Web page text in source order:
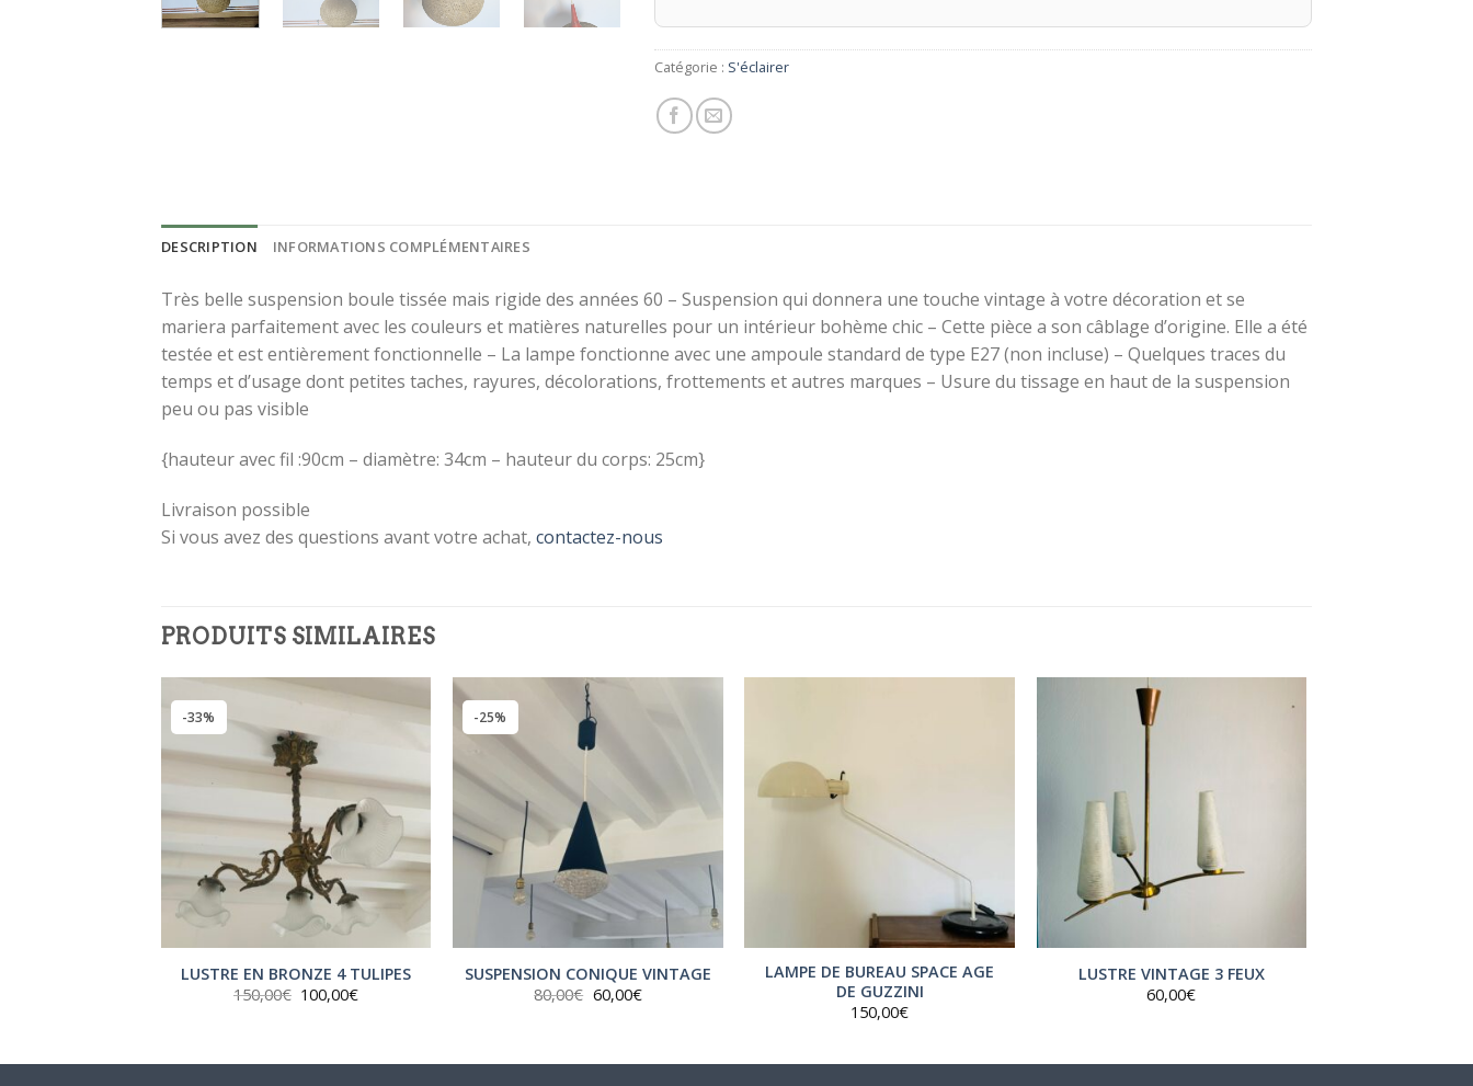
Catégorie : S'éclairer
DESCRIPTION INFORMATIONS COMPLÉMENTAIRES
Très belle suspension boule tissée mais rigide des années 60 – Suspension qui donnera une touche vintage à votre décoration et se
mariera parfaitement avec les couleurs et matières naturelles pour un intérieur bohème chic – Cette pièce a son câblage d’origine. Elle a été
testée et est entièrement fonctionnelle – La lampe fonctionne avec une ampoule standard de type E27 (non incluse) – Quelques traces du
temps et d’usage dont petites taches, rayures, décolorations, frottements et autres marques – Usure du tissage en haut de la suspension
peu ou pas visible
{hauteur avec fil :90cm – diamètre: 34cm – hauteur du corps: 25cm}
Livraison possible
Si vous avez des questions avant votre achat, contactez-nous
PRODUITS SIMILAIRES
-33%
LUSTRE EN BRONZE 4 TULIPES
150,00€ Le
prix
100,00€Le
-25%
SUSPENSION CONIQUE VINTAGE
80,00€ Le
prix
60,00€Le
LAMPE DE BUREAU SPACE AGE
DE GUZZINI
150,00€
LUSTRE VINTAGE 3 FEUX
60,00€